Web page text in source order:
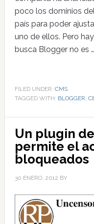
poco los dominios
país para poder
uno de ellos. Pero
busca Blogger no es …
FILED UNDER: CMS
TAGGED WITH: BLOGGER,
Un plugin
permite el
bloqueados
30 ENERO, 2012 BY